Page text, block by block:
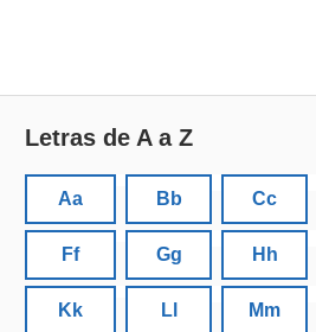
Letras de A a Z
Aa Bb Cc
Ff Gg Hh
Kk Ll Mm